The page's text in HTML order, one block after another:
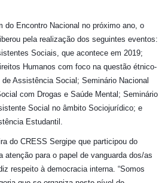
do Encontro Nacional no próximo ano, o
pela realização dos seguintes eventos:
Sociais, que acontece em 2019;
Humanos com foco na questão étnico-
Assistência Social; Seminário Nacional
com Drogas e Saúde Mental; Seminário
Social no âmbito Sociojurídico; e
Estudantil.
do CRESS Sergipe que participou do
atenção para o papel de vanguarda dos/as
respeito à democracia interna. “Somos